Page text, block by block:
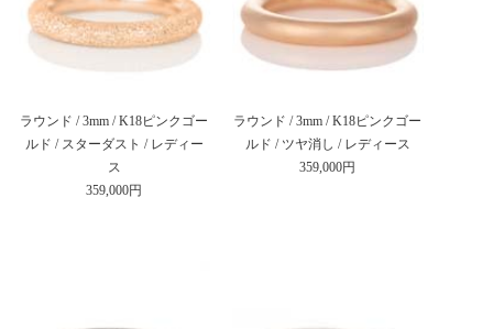
ラウンド / 3mm / K18ピンクゴー
ルド / スターダスト / レディー
ス
359,000円
ラウンド / 3mm / K18ピンクゴー
ルド / ツヤ消し / レディース
359,000円